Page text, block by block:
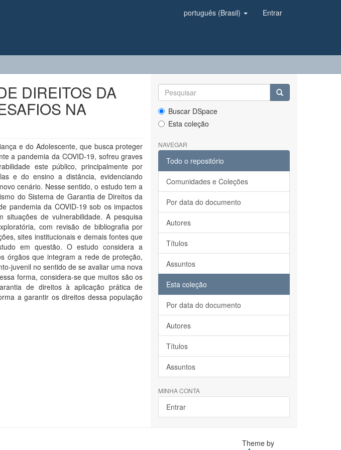
português (Brasil) Entrar
DIREITOS DA
NA
e do Adolescente, que busca proteger
a pandemia da COVID-19, sofreu graves
este público, principalmente por
e do ensino a distância, evidenciando
cenário. Nesse sentido, o estudo tem a
do Sistema de Garantia de Direitos da
pandemia da COVID-19 sob os impactos
de vulnerabilidade. A pesquisa
com revisão de bibliografia por
sites institucionais e demais fontes que
em questão. O estudo considera a
órgãos que integram a rede de proteção,
juvenil no sentido de se avaliar uma nova
forma, considera-se que muitos são os
de direitos à aplicação prática de
a garantir os direitos dessa população
Buscar DSpace
Esta coleção
NAVEGAR
Todo o repositório
Comunidades e Coleções
Por data do documento
Autores
Títulos
Assuntos
Esta coleção
Por data do documento
Autores
Títulos
Assuntos
MINHA CONTA
Entrar
Theme by